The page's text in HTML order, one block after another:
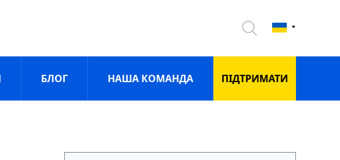
БЛОГ НАША КОМАНДА ПIДТРИМАТИ